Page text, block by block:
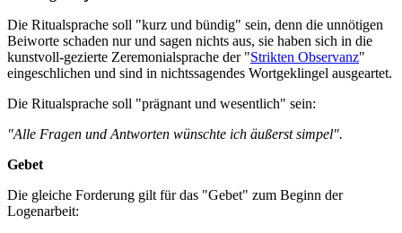
Die Ritualsprache soll "kurz und bündig" sein, denn die unnötigen
Beiworte schaden nur und sagen nichts aus, sie haben sich in die
kunstvoll-gezierte Zeremonialsprache der "Strikten Observanz"
eingeschlichen und sind in nichtssagendes Wortgeklingel ausgeartet.
Die Ritualsprache soll "prägnant und wesentlich" sein:
"Alle Fragen und Antworten wünschte ich äußerst simpel".
Gebet
Die gleiche Forderung gilt für das "Gebet" zum Beginn der
Logenarbeit: